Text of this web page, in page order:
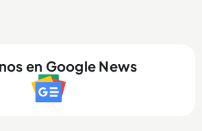
en Google News